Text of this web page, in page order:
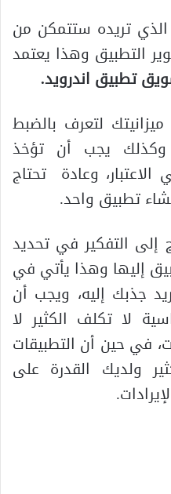
تريده ستتمكن من
التطبيق وهذا يعتمد
تطبيق اندرويد.
لتعرف بالضبط
وكذلك يجب أن تؤخذ
وعادة تحتاج
تطبيق واحد.
إلى التفكير في تحديد
إليها وهذا يأتي في
جذبك إليه، ويجب أن
لا تكلف الكثير لا
في حين أن التطبيقات
ولديك القدرة على